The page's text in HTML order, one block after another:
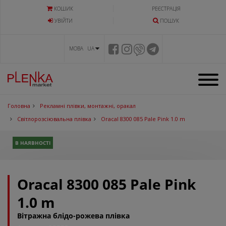
КОШИК
РЕЄСТРАЦІЯ
УВIЙТИ
ПОШУК
МОВА UA
Головна
Рекламні плівки, монтажні, оракал
Світлорозсіювальна плівка
Oracal 8300 085 Pale Pink 1.0 m
В НАЯВНОСТІ
Oracal 8300 085 Pale Pink
1.0 m
Вітражна блідо-рожева плівка